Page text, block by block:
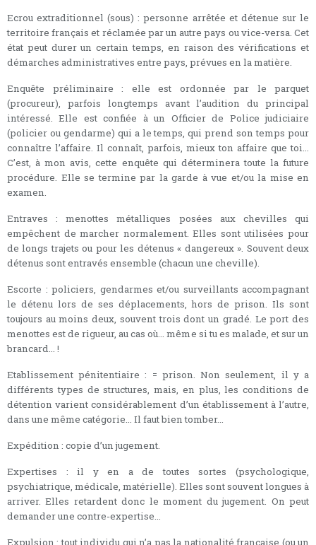
Ecrou extraditionnel (sous) : personne arrêtée et détenue sur le
territoire français et réclamée par un autre pays ou vice-versa. Cet
état peut durer un certain temps, en raison des vérifications et
démarches administratives entre pays, prévues en la matière.
Enquête préliminaire : elle est ordonnée par le parquet
(procureur), parfois longtemps avant l’audition du principal
intéressé. Elle est confiée à un Officier de Police judiciaire
(policier ou gendarme) qui a le temps, qui prend son temps pour
connaître l’affaire. Il connaît, parfois, mieux ton affaire que toi...
C’est, à mon avis, cette enquête qui déterminera toute la future
procédure. Elle se termine par la garde à vue et/ou la mise en
examen.
Entraves : menottes métalliques posées aux chevilles qui
empêchent de marcher normalement. Elles sont utilisées pour
de longs trajets ou pour les détenus « dangereux ». Souvent deux
détenus sont entravés ensemble (chacun une cheville).
Escorte : policiers, gendarmes et/ou surveillants accompagnant
le détenu lors de ses déplacements, hors de prison. Ils sont
toujours au moins deux, souvent trois dont un gradé. Le port des
menottes est de rigueur, au cas où... même si tu es malade, et sur un
brancard... !
Etablissement pénitentiaire : = prison. Non seulement, il y a
différents types de structures, mais, en plus, les conditions de
détention varient considérablement d’un établissement à l’autre,
dans une même catégorie... Il faut bien tomber...
Expédition : copie d’un jugement.
Expertises : il y en a de toutes sortes (psychologique,
psychiatrique, médicale, matérielle). Elles sont souvent longues à
arriver. Elles retardent donc le moment du jugement. On peut
demander une contre-expertise...
Expulsion : tout individu qui n’a pas la nationalité française (ou un